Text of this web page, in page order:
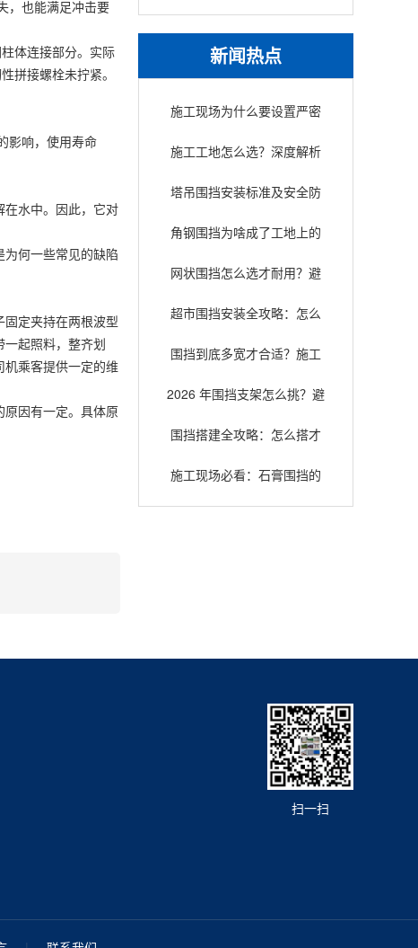
新闻热点
施工现场为什么要设置严密
施工工地怎么选？深度解析
塔吊围挡安装标准及安全防
角钢围挡为啥成了工地上的
用底细
网状围挡怎么选才耐用？避
超市围挡安装全攻略：怎么
围挡到底多宽才合适？施工
2026 年围挡支架怎么挑？避
围挡搭建全攻略：怎么搭才
施工现场必看：石膏围挡的
，也能满足冲击要
体连接部分。实际
拼接螺栓未拧紧。
影响，使用寿命
水中。因此，它对
何一些常见的缺陷
定夹持在两根波型
起照料，整齐划
乘客提供一定的维
因有一定。具体原
扫一扫